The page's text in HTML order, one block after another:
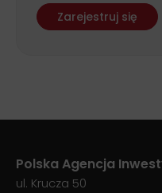
Zarejestruj się
Polska Agencja
ul. Krucza 50